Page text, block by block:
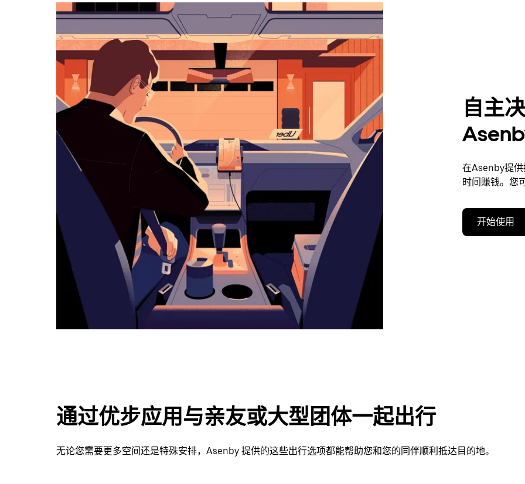
览
历
日
期。
退
日
历。
自主
在Asenby提
时间赚钱。您
开始使用
通过优步应用与亲友或大型团体一起出行
无论您需要更多空间还是特殊安排，Asenby 提供的这些出行选项都能帮助您和您的同伴顺利抵达目的地。